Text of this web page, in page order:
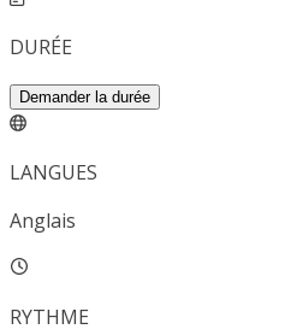
DURÉE
Demander la durée
LANGUES
Anglais
RYTHME